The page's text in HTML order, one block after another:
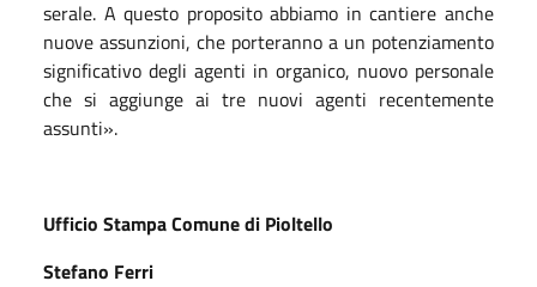
serale. A questo proposito abbiamo in cantiere anche
nuove assunzioni, che porteranno a un potenziamento
significativo degli agenti in organico, nuovo personale
che si aggiunge ai tre nuovi agenti recentemente
assunti».
Ufficio Stampa Comune di Pioltello
Stefano Ferri